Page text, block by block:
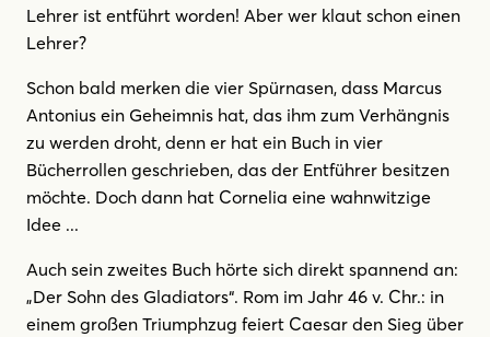
Lehrer ist entführt worden! Aber wer klaut schon einen
Lehrer?
Schon bald merken die vier Spürnasen, dass Marcus
Antonius ein Geheimnis hat, das ihm zum Verhängnis
zu werden droht, denn er hat ein Buch in vier
Bücherrollen geschrieben, das der Entführer besitzen
möchte. Doch dann hat Cornelia eine wahnwitzige
Idee ...
Auch sein zweites Buch hörte sich direkt spannend an:
„Der Sohn des Gladiators“. Rom im Jahr 46 v. Chr.: in
einem großen Triumphzug feiert Caesar den Sieg über